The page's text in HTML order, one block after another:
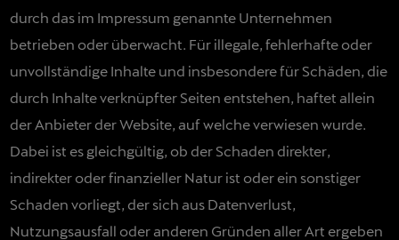
durch das im Impressum genannte Unternehmen
betrieben oder überwacht. Für illegale, fehlerhafte oder
unvollständige Inhalte und insbesondere für Schäden, die
durch Inhalte verknüpfter Seiten entstehen, haftet allein
der Anbieter der Website, auf welche verwiesen wurde.
Dabei ist es gleichgültig, ob der Schaden direkter,
indirekter oder finanzieller Natur ist oder ein sonstiger
Schaden vorliegt, der sich aus Datenverlust,
Nutzungsausfall oder anderen Gründen aller Art ergeben